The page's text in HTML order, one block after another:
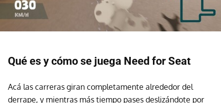
Qué es y cómo se juega Need for Seat
Acá las carreras giran completamente alrededor del
derrape, y mientras más tiempo pases deslizándote por